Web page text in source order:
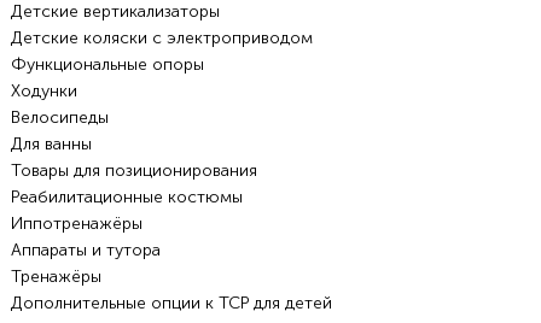
Детские вертикализаторы
Детские коляски с электроприводом
Функциональные опоры
Ходунки
Велосипеды
Для ванны
Товары для позиционирования
Реабилитационные костюмы
Иппотренажёры
Аппараты и тутора
Тренажёры
Дополнительные опции к ТСР для детей